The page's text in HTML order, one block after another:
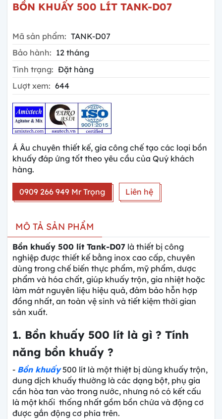
BỒN KHUẤY 500 LÍT TANK-D07
Mã sản phẩm: TANK-D07
Bảo hành: 12 tháng
Tình trạng: Đặt hàng
Lượt xem: 644
Á Âu chuyên thiết kế, gia công chế tạo các loại bồn
khuấy đáp ứng tốt theo yêu cầu của Quý khách
hàng.
0909 266 949 Mr Trọng Liên hệ
MÔ TẢ SẢN PHẨM
Bồn khuấy 500 lít Tank-D07 là thiết bị công
nghiệp được thiết kế bằng inox cao cấp, chuyên
dùng trong chế biến thực phẩm, mỹ phẩm, dược
phẩm và hóa chất, giúp khuấy trộn, gia nhiệt hoặc
làm mát nguyên liệu hiệu quả, đảm bảo hỗn hợp
đồng nhất, an toàn vệ sinh và tiết kiệm thời gian
sản xuất.
1. Bồn khuấy 500 lít là gì ? Tính
năng bồn khuấy ?
- Bồn khuấy500 lít là một thiệt bị dùng khuấy trộn,
dung dịch khuấy thường là các dạng bột, phụ gia
cần hòa tan vào trong nước, nhưng nó có kết cấu
là một khối thống nhất gồm bồn chứa và động cơ
được gắn động cơ phía trên.